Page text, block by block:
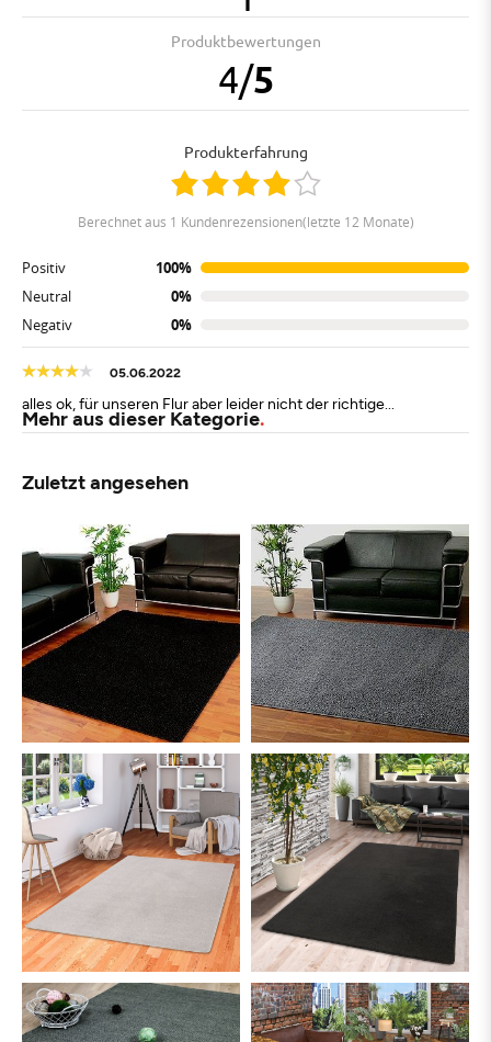
Produktbewertungen
4/5
Produkterfahrung
berechnet aus 1 Kundenrezensionen(letzte 12 Monate)
Positiv
100%
Neutral
0%
Negativ
0%
05.06.2022
alles ok, für unseren Flur aber leider nicht der richtige...
Mehr aus dieser Kategorie
Zuletzt angesehen